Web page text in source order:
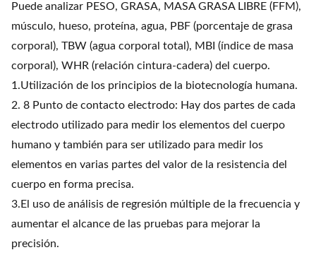
Puede analizar PESO, GRASA, MASA GRASA LIBRE (FFM),
músculo, hueso, proteína, agua, PBF (porcentaje de grasa
corporal), TBW (agua corporal total), MBI (índice de masa
corporal), WHR (relación cintura-cadera) del cuerpo.
1.Utilización de los principios de la biotecnología humana.
2. 8 Punto de contacto electrodo: Hay dos partes de cada
electrodo utilizado para medir los elementos del cuerpo
humano y también para ser utilizado para medir los
elementos en varias partes del valor de la resistencia del
cuerpo en forma precisa.
3.El uso de análisis de regresión múltiple de la frecuencia y
aumentar el alcance de las pruebas para mejorar la
precisión.